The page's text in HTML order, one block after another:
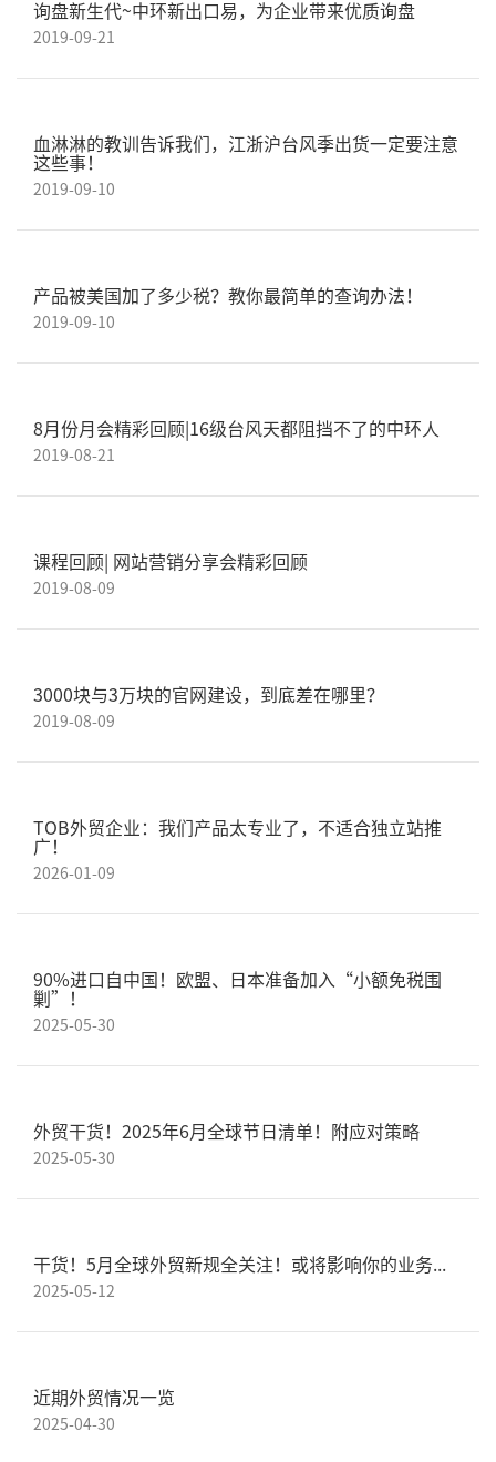
询盘新生代~中环新出口易，为企业带来优质询盘
2019-09-21
血淋淋的教训告诉我们，江浙沪台风季出货一定要注意
这些事！
2019-09-10
产品被美国加了多少税？教你最简单的查询办法！
2019-09-10
8月份月会精彩回顾|16级台风天都阻挡不了的中环人
2019-08-21
课程回顾| 网站营销分享会精彩回顾
2019-08-09
3000块与3万块的官网建设，到底差在哪里？
2019-08-09
TOB外贸企业：我们产品太专业了，不适合独立站推
广！
2026-01-09
90%进口自中国！欧盟、日本准备加入“小额免税围
剿”！
2025-05-30
外贸干货！2025年6月全球节日清单！附应对策略
2025-05-30
干货！5月全球外贸新规全关注！或将影响你的业务...
2025-05-12
近期外贸情况一览
2025-04-30